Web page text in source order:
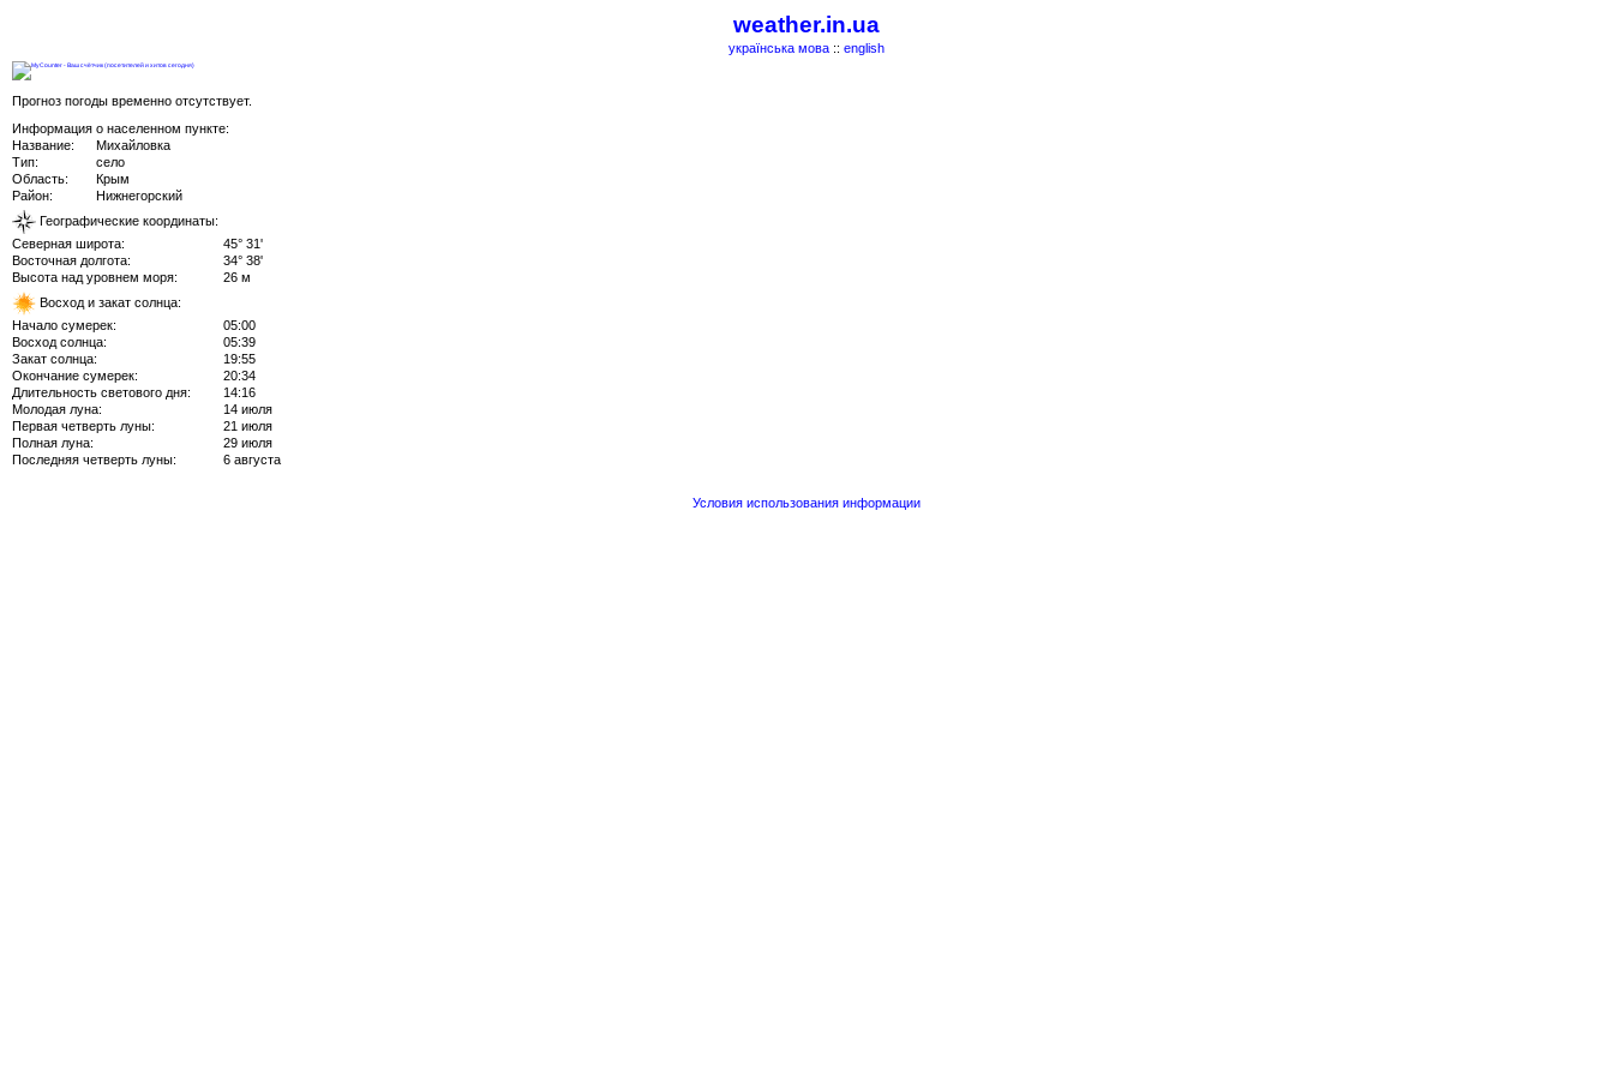
weather.in.ua
українська мова :: english
Прогноз погоды временно отсутствует.
Информация о населенном пункте:
Название:
Михайловка
Тип:
село
Область:
Крым
Район:
Нижнегорский
Географические координаты:
Северная широта:
45° 31'
Восточная долгота:
34° 38'
Высота над уровнем моря:
26 м
Восход и закат солнца:
Начало сумерек:
05:00
Восход солнца:
05:39
Закат солнца:
19:55
Окончание сумерек:
20:34
Длительность светового дня:
14:16
Молодая луна:
14 июля
Первая четверть луны:
21 июля
Полная луна:
29 июля
Последняя четверть луны:
6 августа
Условия использования информации